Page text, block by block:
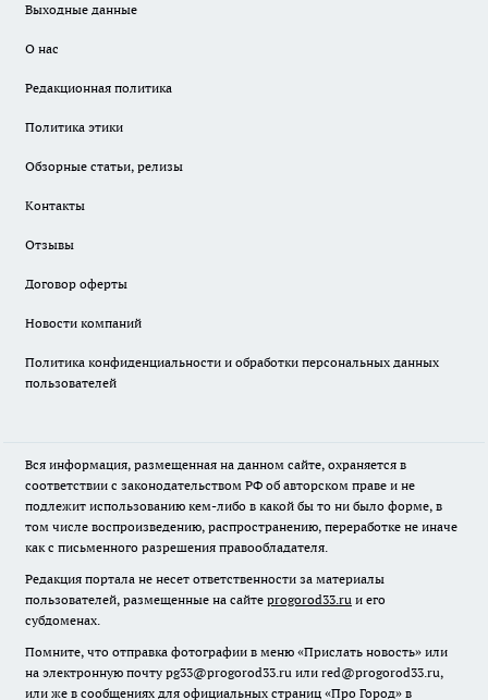
Выходные данные
О нас
Редакционная политика
Политика этики
Обзорные статьи, релизы
Контакты
Отзывы
Договор оферты
Новости компаний
Политика конфиденциальности и обработки персональных данных
пользователей
Вся информация, размещенная на данном сайте, охраняется в
соответствии с законодательством РФ об авторском праве и не
подлежит использованию кем-либо в какой бы то ни было форме, в
том числе воспроизведению, распространению, переработке не иначе
как с письменного разрешения правообладателя.
Редакция портала не несет ответственности за материалы
пользователей, размещенные на сайте progorod33.ru и его
субдоменах.
Помните, что отправка фотографии в меню «Прислать новость» или
на электронную почту pg33@progorod33.ru или red@progorod33.ru,
или же в сообщениях для официальных страниц «Про Город» в